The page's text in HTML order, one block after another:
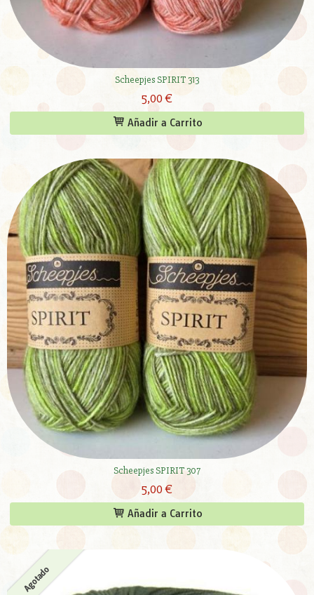
Scheepjes SPIRIT 313
5,00 €
Añadir a Carrito
Scheepjes SPIRIT 307
5,00 €
Añadir a Carrito
Agotado